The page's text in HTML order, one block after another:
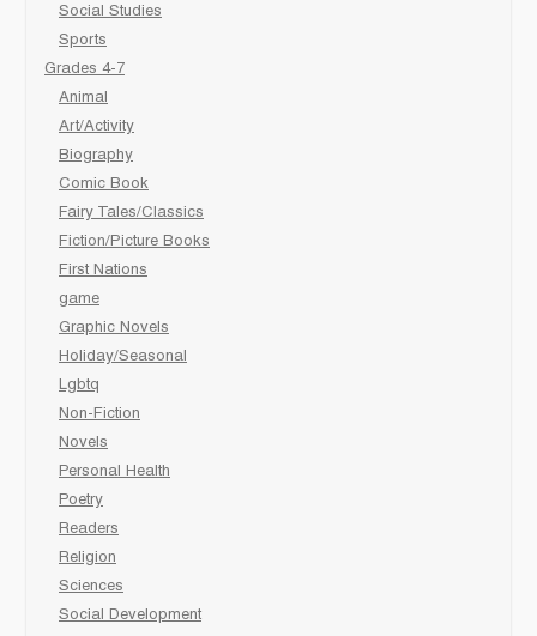
Social Studies
Sports
Grades 4-7
Animal
Art/Activity
Biography
Comic Book
Fairy Tales/Classics
Fiction/Picture Books
First Nations
game
Graphic Novels
Holiday/Seasonal
Lgbtq
Non-Fiction
Novels
Personal Health
Poetry
Readers
Religion
Sciences
Social Development